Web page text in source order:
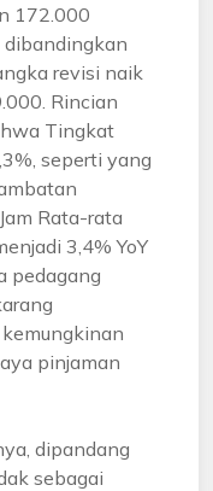
172.000
dibandingkan
revisi naik
Rincian
Tingkat
seperti yang
Rata-rata
3,4% YoY
pedagang
pinjaman
dipandang
sebagai